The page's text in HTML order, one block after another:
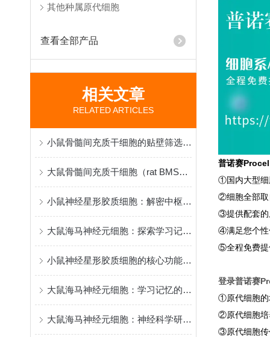
其他种属原代细胞
查看全部产品
相关文章
RELATED ARTICLES
小鼠骨髓间充质干细胞的贴壁筛选原理与再生医学研究应用
大鼠骨髓间充质干细胞（rat BMSCs）分离、鉴定与应用
小鼠神经星形胶质细胞：解密中枢神经系统功能与疾病机制的核心模型
大鼠海马神经元细胞：探索学习记忆机制与脑疾病病理的黄金模型
小鼠神经星形胶质细胞的核心功能和应用特点
大鼠海马神经元细胞：学习记忆的核心模型
大鼠海马神经元细胞：神经科学研究的关键实验材料
普诺赛
①国内大型细
②细胞全部取
③提供配套的
④满足您个性
⑤全程免费提
登录普诺赛
①原代细胞的
②原代细胞培
③原代细胞传